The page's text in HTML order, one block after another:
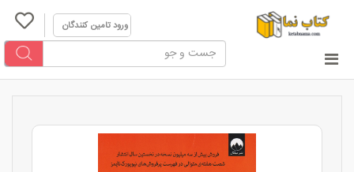
ورود تامین کنندگان